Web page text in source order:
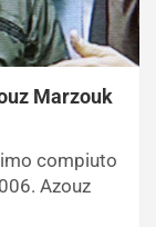
Marzouk
compiuto
Azouz